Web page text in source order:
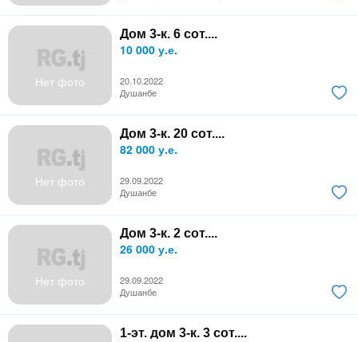
Нет фото
Дом 3-к. 6 сот....
10 000 у.е.
20.10.2022
Душанбе
Нет фото
Дом 3-к. 20 сот....
82 000 у.е.
29.09.2022
Душанбе
Нет фото
Дом 3-к. 2 сот....
26 000 у.е.
29.09.2022
Душанбе
1-эт. дом 3-к. 3 сот....